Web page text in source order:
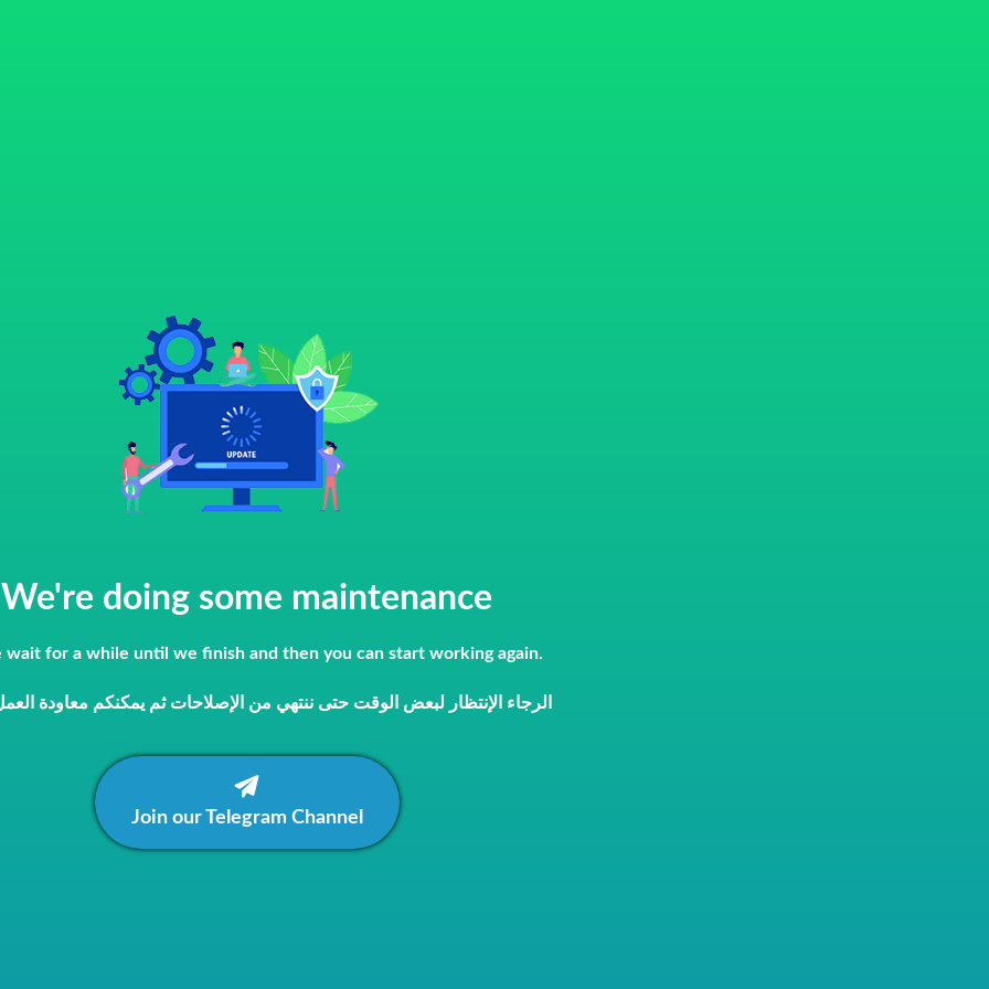
We're doing some maintenance
wait for a while until we finish and then you can start working again.
الرجاء الإنتظار لبعض الوقت حتى ننتهي من الإصلاحات ثم يمكنكم معاودة
Join our Telegram Channel